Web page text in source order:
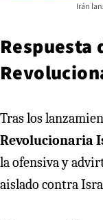
Irán
Respuesta
Tras los
Revolucionaria
la ofensiva y
aislado contra